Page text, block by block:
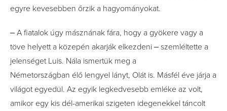
egyre kevesebben őrzik a hagyományokat.
‒ A fiatalok úgy másznának fára, hogy a gyökere vagy a
töve helyett a közepén akarják elkezdeni ‒ szemléltette a
jelenséget Luis. Nála ismertük meg a
Németországban élő lengyel lányt, Olát is. Másfél éve járja a
világot egyedül. Az egyik legkedvesebb emléke az volt,
amikor egy kis dél-amerikai szigeten idegenekkel táncolt